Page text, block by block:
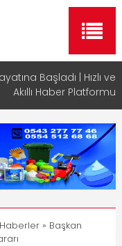
Başladı | Hızlı ve
Akıllı Haber Platformu
Devrim: Rota Sepetim
Makam Koltuğunu
Çocuklara Bıraktı
Google ve Yapay Zeka
Öne Çıkın
Rehberi Hizmete Girdi
» Başkan